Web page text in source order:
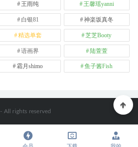
王雨纯 王馨瑶yanni
白银81 神楽坂真冬
精选单套 芝芝Booty
语画界 陆萱萱
霜月shimo 鱼子酱Fish
- All rights reserved